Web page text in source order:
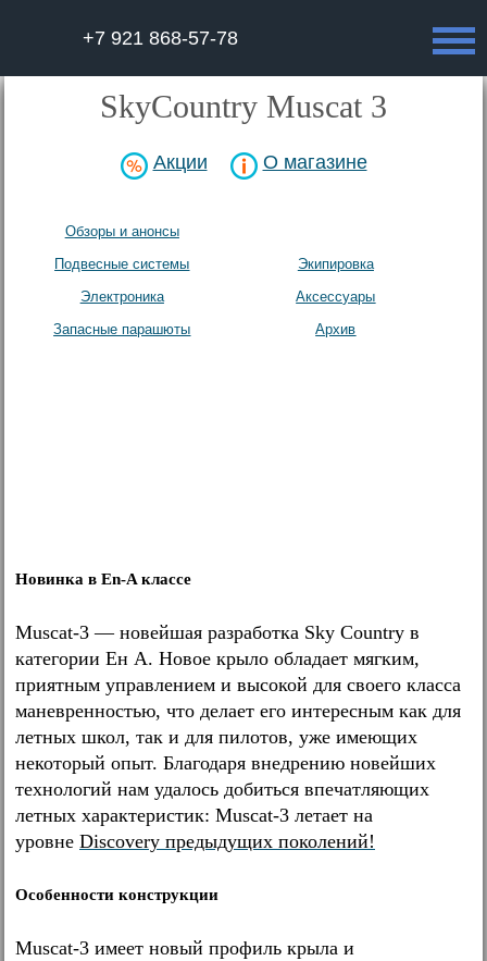
+7 921 868-57-78
SkyCountry Muscat 3
Акции О магазине
Обзоры и анонсы
Подвесные системы
Экипировка
Электроника
Аксесcуары
Запасные парашюты
Архив
Новинка в En-A классе
Muscat-3 — новейшая разработка Sky Country в
категории Ен А. Новое крыло обладает мягким,
приятным управлением и высокой для своего класса
маневренностью, что делает его интересным как для
летных школ, так и для пилотов, уже имеющих
некоторый опыт. Благодаря внедрению новейших
технологий нам удалось добиться впечатляющих
летных характеристик: Muscat-3 летает на
уровне Discovery предыдущих поколений!
Особенности конструкции
Muscat-3 имеет новый профиль крыла и